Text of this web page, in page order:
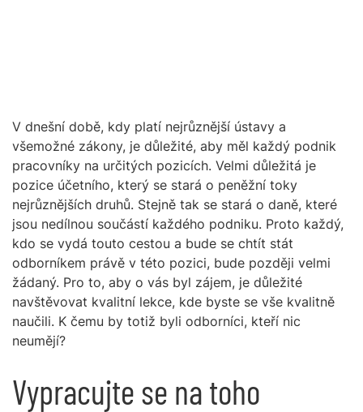
V dnešní době, kdy platí nejrůznější ústavy a
všemožné zákony, je důležité, aby měl každý podnik
pracovníky na určitých pozicích. Velmi důležitá je
pozice účetního, který se stará o peněžní toky
nejrůznějších druhů. Stejně tak se stará o daně, které
jsou nedílnou součástí každého podniku. Proto každý,
kdo se vydá touto cestou a bude se chtít stát
odborníkem právě v této pozici, bude později velmi
žádaný. Pro to, aby o vás byl zájem, je důležité
navštěvovat kvalitní lekce, kde byste se vše kvalitně
naučili. K čemu by totiž byli odborníci, kteří nic
neumějí?
Vypracujte se na toho